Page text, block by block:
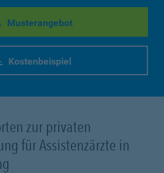
Musterangebot
Kostenbeispiel
zur privaten
für Assistenzärzte in